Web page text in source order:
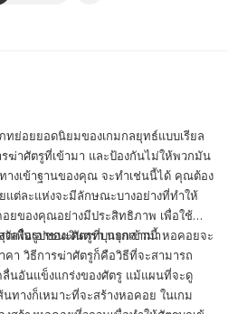
ทย่อยยอดนิยมของเกมกลยุทธ์แบบเรียล
ฆ่าศัตรูที่เข้ามา และป้องกันไม่ให้พวกมัน
างเข้าฐานของคุณ จะทำเช่นนี้ได้ คุณต้อง
แต่ละแห่งจะมีลักษณะบางอย่างที่ทำให้
ยของคุณอย่างมีประสิทธิภาพ เพื่อใช้
เพื่อเอาชนะศัตรูที่บุกรุกเข้ามา
ลในรูปของเงินตรา นอกจากนี้ หอคอยจะ
คา วิธีการฆ่าศัตรูก็คือวิธีที่จะสามารถ
นอันแข็งแกร่งของศัตรู แม้แผนที่จะดู
ทางก็เหมาะที่จะสร้างหอคอย ในเกม